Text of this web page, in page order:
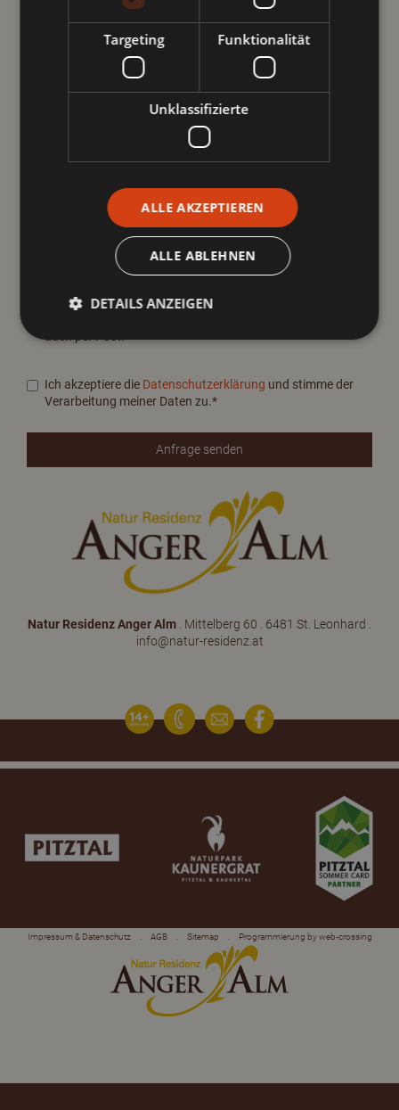
Ich akzeptiere die Datenschutzerklärung und stimme der
Verarbeitung meiner Daten zu.*
Natur Residenz Anger Alm . Mittelberg 60 . 6481 St. Leonhard .
info@natur-residenz.at
Impressum & Datenschutz AGB Sitemap Programmierung by web-crossing
Targeting Funktionalität
Unklassifizierte
ALLE AKZEPTIEREN
ALLE ABLEHNEN
DETAILS ANZEIGEN